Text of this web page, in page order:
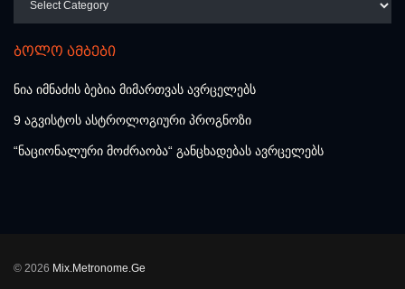
ბოლო ამბები
ნია იმნაძის ბებია მიმართვას ავრცელებს
9 აგვისტოს ასტროლოგიური პროგნოზი
“ნაციონალური მოძრაობა“ განცხადებას ავრცელებს
© 2026 Mix.Metronome.Ge